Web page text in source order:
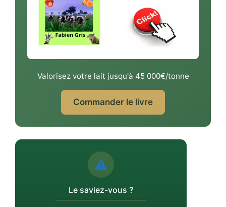
Valorisez votre lait jusqu'à 45 000€/tonne
Commander le livre
⚠️
Le saviez-vous ?